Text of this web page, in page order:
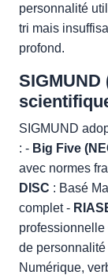
personnalité
tri mais
profond.
SIGMUND
: - Big Five
avec normes
DISC : Basé
complet -
de
Numérique,